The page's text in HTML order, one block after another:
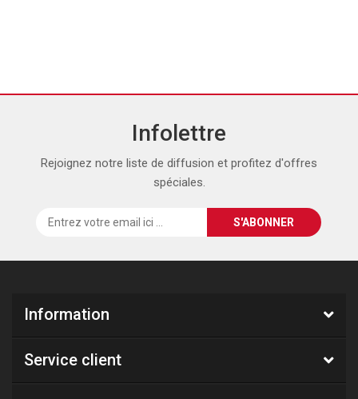
Infolettre
Rejoignez notre liste de diffusion et profitez d'offres
spéciales.
Information
Service client